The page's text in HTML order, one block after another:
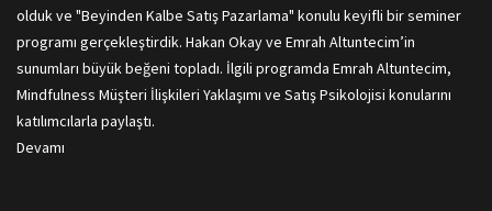
olduk ve "Beyinden Kalbe Satış Pazarlama" konulu keyifli bir seminer
programı gerçekleştirdik. Hakan Okay ve Emrah Altuntecim’in
sunumları büyük beğeni topladı. İlgili programda Emrah Altuntecim,
Mindfulness Müşteri İlişkileri Yaklaşımı ve Satış Psikolojisi konularını
katılımcılarla paylaştı.
Devamı